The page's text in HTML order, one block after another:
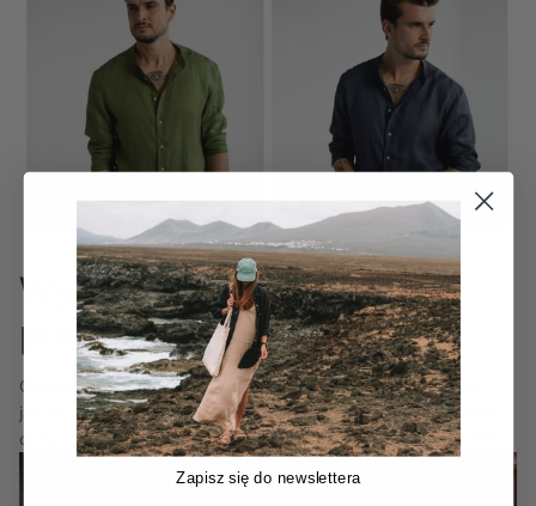
Wypróbuj naszą pościel
premium dla siebie
Otworzyliśmy nasz pierwszy w historii showroom! Wysokiej
jakości materiały i kroje trzeba zobaczyć i poczuć na własne
oczy. Znajdziesz nas w Pradze pod adresem Slavojova 526/1.
Zapisz się do newslettera